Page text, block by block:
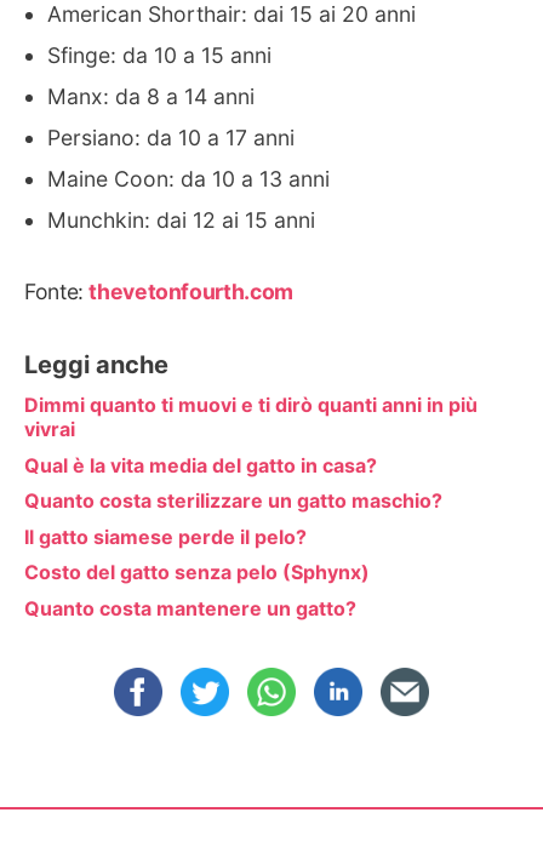
American Shorthair: dai 15 ai 20 anni
Sfinge: da 10 a 15 anni
Manx: da 8 a 14 anni
Persiano: da 10 a 17 anni
Maine Coon: da 10 a 13 anni
Munchkin: dai 12 ai 15 anni
Fonte:thevetonfourth.com
Leggi anche
Dimmi quanto ti muovi e ti dirò quanti anni in più
vivrai
Qual è la vita media del gatto in casa?
Quanto costa sterilizzare un gatto maschio?
Il gatto siamese perde il pelo?
Costo del gatto senza pelo (Sphynx)
Quanto costa mantenere un gatto?